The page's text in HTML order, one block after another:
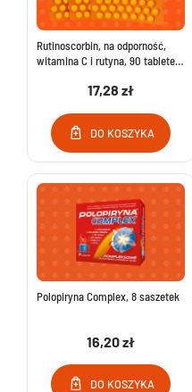
Rutinoscorbin, na odporność,
witamina C i rutyna, 90 tabletek,
17,28 zł
DO KOSZYKA
Polopiryna Complex, 8 saszetek
16,20 zł
DO KOSZYKA